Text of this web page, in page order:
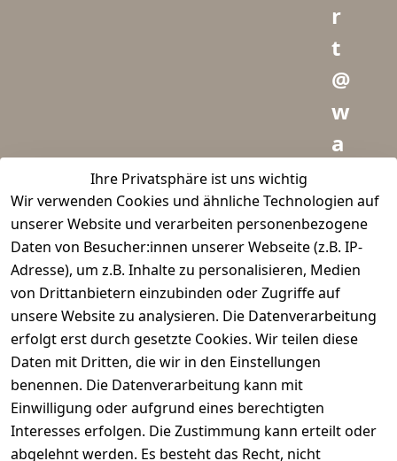
Ihre Privatsphäre ist uns wichtig
Wir verwenden Cookies und ähnliche Technologien auf
unserer Website und verarbeiten personenbezogene
Daten von Besucher:innen unserer Webseite (z.B. IP-
Adresse), um z.B. Inhalte zu personalisieren, Medien
von Drittanbietern einzubinden oder Zugriffe auf
unsere Website zu analysieren. Die Datenverarbeitung
erfolgt erst durch gesetzte Cookies. Wir teilen diese
Daten mit Dritten, die wir in den Einstellungen
benennen. Die Datenverarbeitung kann mit
Einwilligung oder aufgrund eines berechtigten
Interesses erfolgen. Die Zustimmung kann erteilt oder
abgelehnt werden. Es besteht das Recht, nicht
r
t
@
w
a
d
m
e
i
s
r.